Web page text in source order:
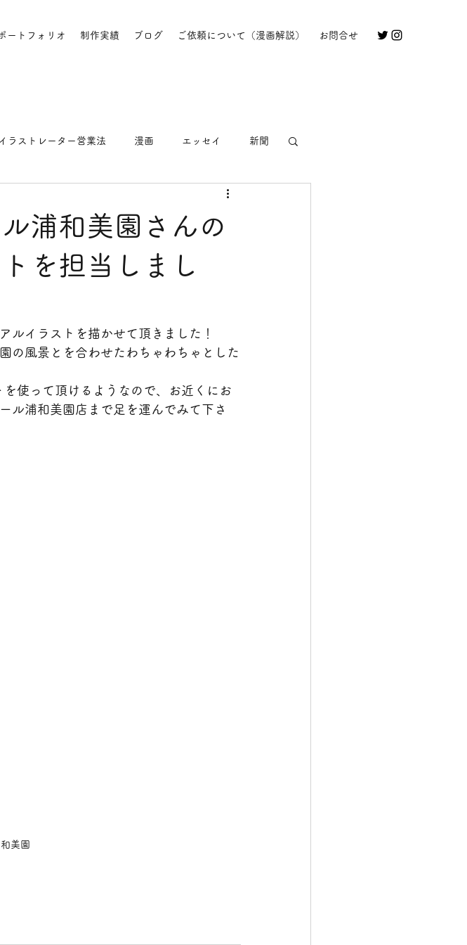
ートフォリオ 制作実績 ブログ ご依頼について（漫画解説） お問合せ
イラストレーター営業法 漫画 エッセイ 新聞
浦和美園さんの
を担当しまし
ルイラストを描かせて頂きました！
の風景とを合わせたわちゃわちゃとした
使って頂けるようなので、お近くにお
ル浦和美園店まで足を運んでみて下さ
美園